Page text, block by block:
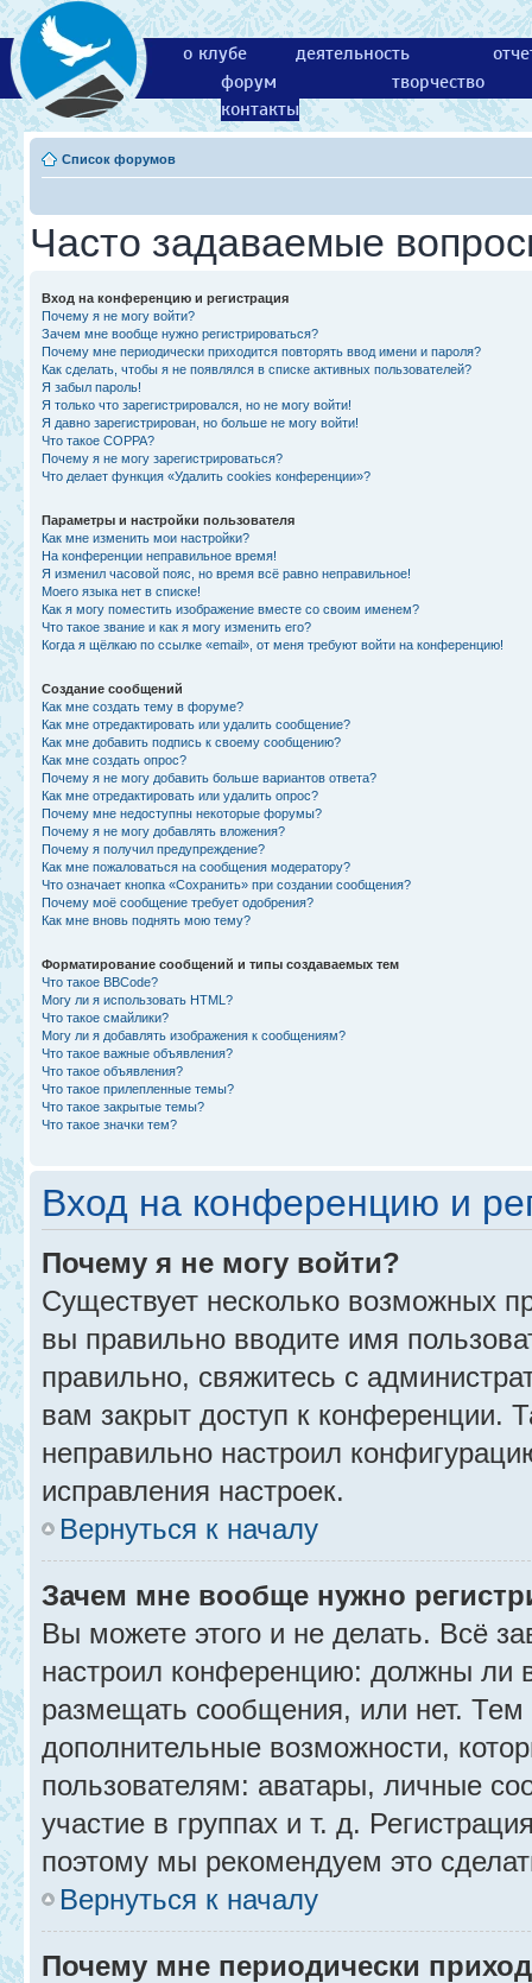
о клубе деятельность
форум
творчество
контакты
Список форумов
Часто задаваемые
Вход на конференцию и регистрация
Почему я не могу войти?
Зачем мне вообще нужно регистрироваться?
Почему мне периодически приходится повторять ввод имени и пароля?
Как сделать, чтобы я не появлялся в списке активных пользователей?
Я забыл пароль!
Я только что зарегистрировался, но не могу войти!
Я давно зарегистрирован, но больше не могу войти!
Что такое COPPA?
Почему я не могу зарегистрироваться?
Что делает функция «Удалить cookies конференции»?
Параметры и настройки пользователя
Как мне изменить мои настройки?
На конференции неправильное время!
Я изменил часовой пояс, но время всё равно неправильное!
Моего языка нет в списке!
Как я могу поместить изображение вместе со своим именем?
Что такое звание и как я могу изменить его?
Когда я щёлкаю по ссылке «email», от меня требуют войти на конференцию!
Создание сообщений
Как мне создать тему в форуме?
Как мне отредактировать или удалить сообщение?
Как мне добавить подпись к своему сообщению?
Как мне создать опрос?
Почему я не могу добавить больше вариантов ответа?
Как мне отредактировать или удалить опрос?
Почему мне недоступны некоторые форумы?
Почему я не могу добавлять вложения?
Почему я получил предупреждение?
Как мне пожаловаться на сообщения модератору?
Что означает кнопка «Сохранить» при создании сообщения?
Почему моё сообщение требует одобрения?
Как мне вновь поднять мою тему?
Форматирование сообщений и типы создаваемых тем
Что такое BBCode?
Могу ли я использовать HTML?
Что такое смайлики?
Могу ли я добавлять изображения к сообщениям?
Что такое важные объявления?
Что такое объявления?
Что такое прилепленные темы?
Что такое закрытые темы?
Что такое значки тем?
Вход на конференцию и
Почему я не могу войти?
Существует несколько возможных
вы правильно вводите имя
правильно, свяжитесь с
вам закрыт доступ к конференции.
неправильно настроил
исправления настроек.
Вернуться к началу
Зачем мне вообще нужно
Вы можете этого и не делать. Всё
настроил конференцию: должны ли
размещать сообщения, или нет.
дополнительные возможности,
пользователям: аватары, личные
участие в группах и т. д.
поэтому мы рекомендуем это
Вернуться к началу
Почему мне периодически